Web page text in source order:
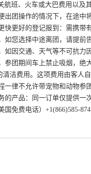
航班、火车或大巴费用以及
出团操作的情况下，在途
快更好的登记报到：需携
如您选择中途离团，请提
如因交通、天气等不可抗
参团期间车上禁止吸烟，
清洁费用。这项费用由客人
一律不允许带宠物和动物参
的产品：同一订单仅提供
国免费电话）+1(866)585-